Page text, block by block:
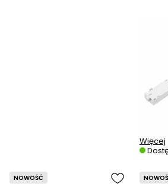
Więcej
NOWOŚĆ